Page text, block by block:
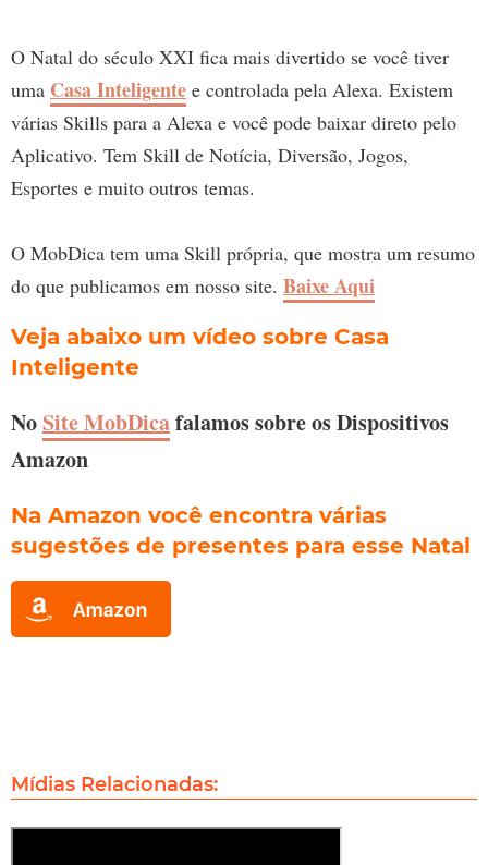
O Natal do século XXI fica mais divertido se você tiver
uma Casa Inteligente e controlada pela Alexa. Existem
várias Skills para a Alexa e você pode baixar direto pelo
Aplicativo. Tem Skill de Notícia, Diversão, Jogos,
Esportes e muito outros temas.
O MobDica tem uma Skill própria, que mostra um resumo
do que publicamos em nosso site. Baixe Aqui
Veja abaixo um vídeo sobre Casa
Inteligente
NoSite MobDicafalamos sobre os Dispositivos
Amazon
Na Amazon você encontra várias
sugestões de presentes para esse Natal
Mídias Relacionadas: